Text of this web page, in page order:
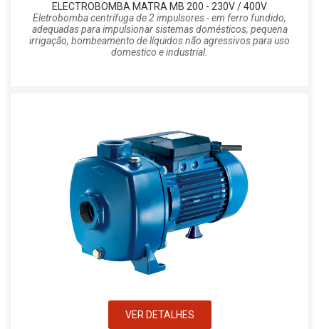
ELECTROBOMBA MATRA MB 200 - 230V / 400V
Eletrobomba centrífuga de 2 impulsores - em ferro fundido,
adequadas para impulsionar sistemas domésticos, pequena
irrigação, bombeamento de líquidos não agressivos para uso
domestico e industrial.
VER DETALHES